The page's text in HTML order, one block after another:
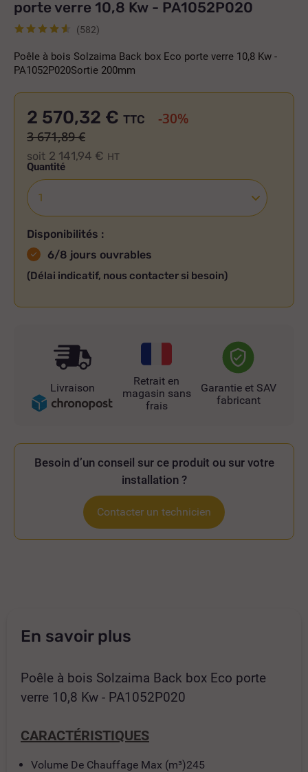
porte verre 10,8 Kw - PA1052P020
(582)
Poêle à bois Solzaima Back box Eco porte verre 10,8 Kw -
PA1052P020Sortie 200mm
2 570,32 €
soit 2 141,94 € HT
TTC -30%
3 671,89 €
Quantité
Disponibilités :
6/8 jours ouvrables
(Délai indicatif, nous contacter si besoin)
Livraison
Retrait en
magasin sans
frais
Garantie et SAV
fabricant
Besoin d’un conseil sur ce produit ou sur votre
installation ?
Contacter un technicien
En savoir plus
Poêle à bois Solzaima Back box Eco porte
verre 10,8 Kw - PA1052P020
CARACTÉRISTIQUES
Volume De Chauffage Max (m³)245